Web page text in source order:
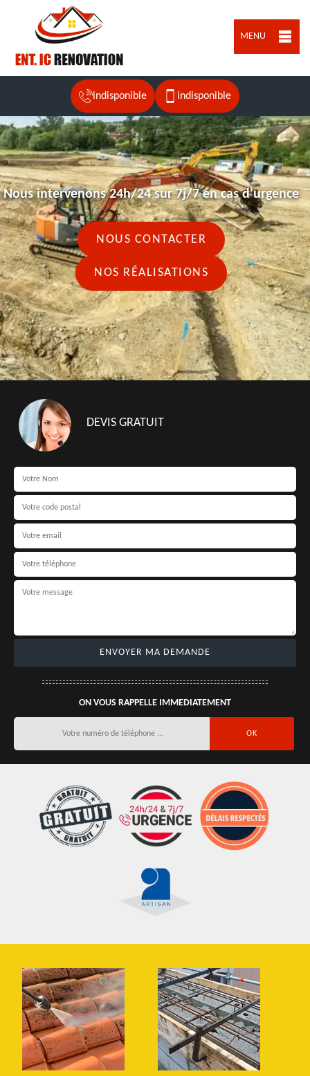
MENU
indisponible indisponible
Nous intervenons 24h/24 sur 7j/7 en cas d'urgence
NOUS CONTACTER
NOS RÉALISATIONS
DEVIS GRATUIT
ON VOUS RAPPELLE IMMEDIATEMENT